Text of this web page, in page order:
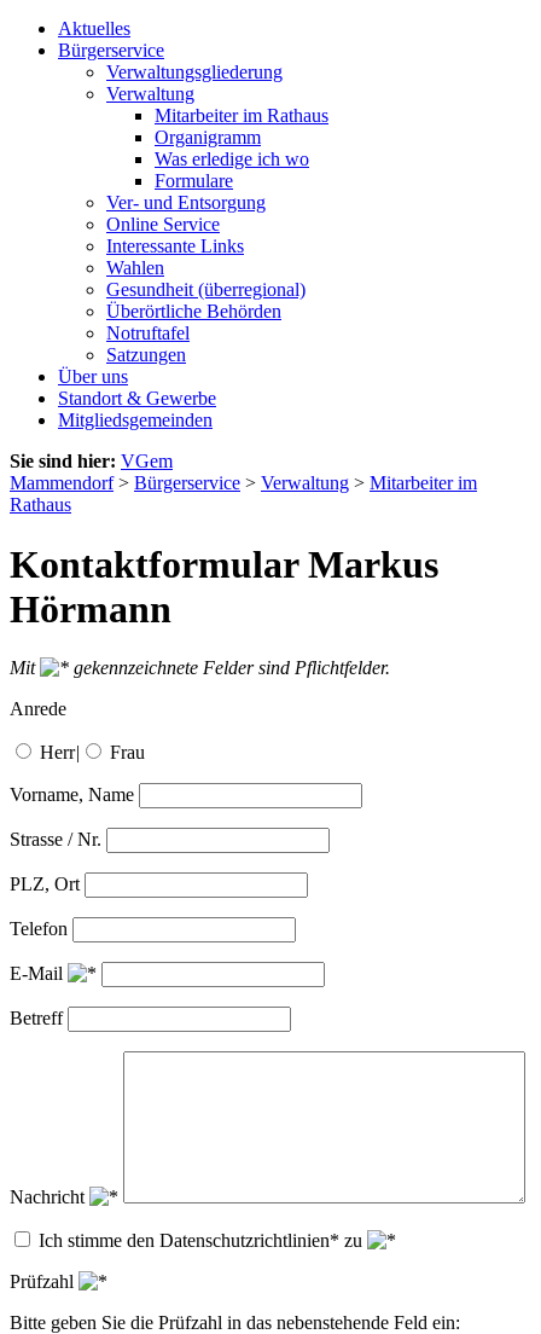
Aktuelles
Bürgerservice
Verwaltungsgliederung
Verwaltung
Mitarbeiter im Rathaus
Organigramm
Was erledige ich wo
Formulare
Ver- und Entsorgung
Online Service
Interessante Links
Wahlen
Gesundheit (überregional)
Überörtliche Behörden
Notruftafel
Satzungen
Über uns
Standort & Gewerbe
Mitgliedsgemeinden
Sie sind hier: VGem
Mammendorf> Bürgerservice > Verwaltung > Mitarbeiter im
Rathaus
Kontaktformular Markus
Hörmann
Mit
gekennzeichnete Felder sind Pflichtfelder.
Anrede
Herr| Frau
Vorname, Name
Strasse / Nr.
PLZ, Ort
Telefon
E-Mail
Betreff
Nachricht
Ich stimme den Datenschutzrichtlinien* zu
Prüfzahl
Bitte geben Sie die Prüfzahl in das nebenstehende Feld ein: